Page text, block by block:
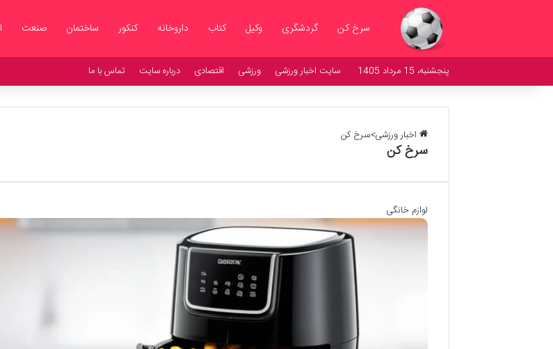
سرخ کن گردشگری وکیل کتاب داروخانه کنکور ساختمان صنعت
پنجشنبه، 15 مرداد 1405 سایت اخبار ورزشی ورزشی اقتصادی درباره سایت تماس با ما
اخبار ورزشی>سرخ کن
سرخ کن
لوازم خانگی